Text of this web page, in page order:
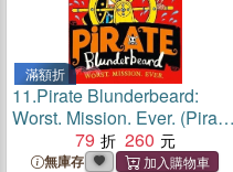
滿額折
11.Pirate Blunderbeard:
Worst. Mission. Ever. (Pirate
Blunderbeard, Book 3)
79 260
無庫存